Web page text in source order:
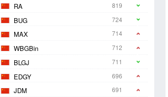
RA
819
BUG
724
MAX
714
WBGBin
712
BLGJ
711
EDGY
696
JDM
691